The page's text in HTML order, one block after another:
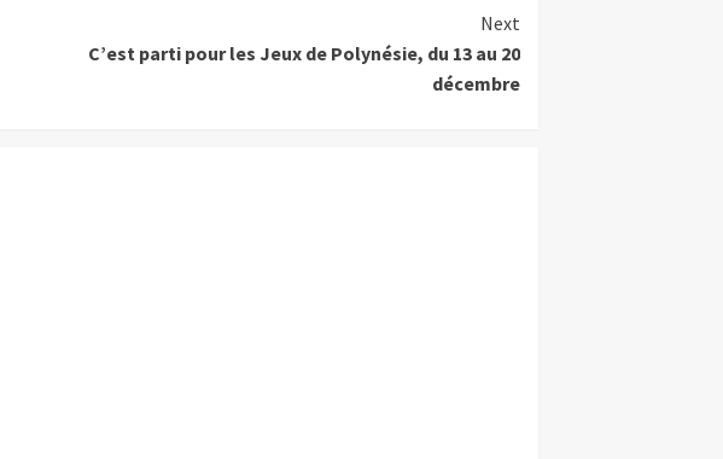
Next
C’est parti pour les Jeux de Polynésie, du 13 au 20
décembre